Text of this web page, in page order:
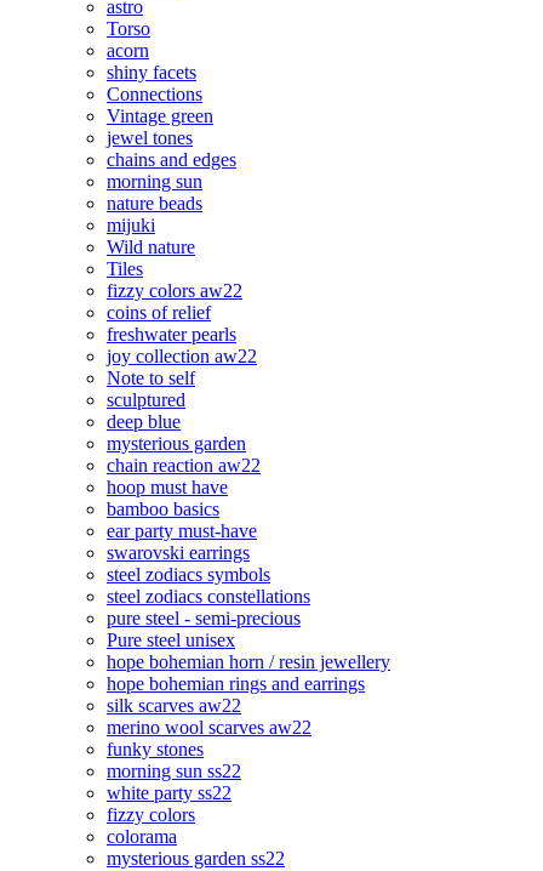
astro
Torso
acorn
shiny facets
Connections
Vintage green
jewel tones
chains and edges
morning sun
nature beads
mijuki
Wild nature
Tiles
fizzy colors aw22
coins of relief
freshwater pearls
joy collection aw22
Note to self
sculptured
deep blue
mysterious garden
chain reaction aw22
hoop must have
bamboo basics
ear party must-have
swarovski earrings
steel zodiacs symbols
steel zodiacs constellations
pure steel - semi-precious
Pure steel unisex
hope bohemian horn / resin jewellery
hope bohemian rings and earrings
silk scarves aw22
merino wool scarves aw22
funky stones
morning sun ss22
white party ss22
fizzy colors
colorama
mysterious garden ss22